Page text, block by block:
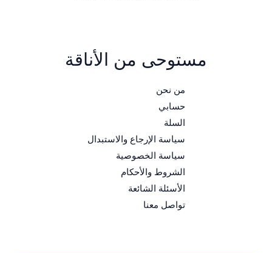
مستوحى من الأناقة
من نحن
حسابي
السلة
سياسة الإرجاع والاستبدال
سياسة الخصوصية
الشروط والأحكام
الأسئلة الشائعة
تواصل معنا